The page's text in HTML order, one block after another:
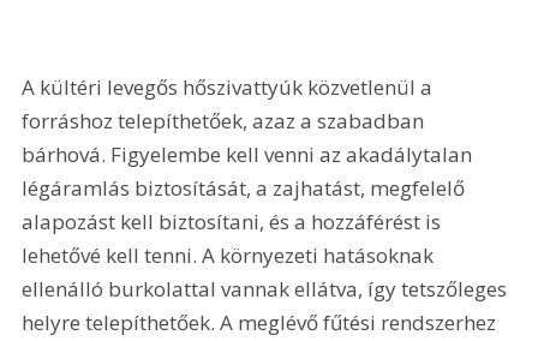
A kültéri levegős hőszivattyúk közvetlenül a
forráshoz telepíthetőek, azaz a szabadban
bárhová. Figyelembe kell venni az akadálytalan
légáramlás biztosítását, a zajhatást, megfelelő
alapozást kell biztosítani, és a hozzáférést is
lehetővé kell tenni. A környezeti hatásoknak
ellenálló burkolattal vannak ellátva, így tetszőleges
helyre telepíthetőek. A meglévő fűtési rendszerhez